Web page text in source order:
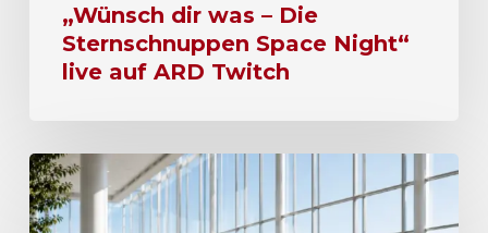
„Wünsch dir was – Die
Sternschnuppen Space Night“
live auf ARD Twitch